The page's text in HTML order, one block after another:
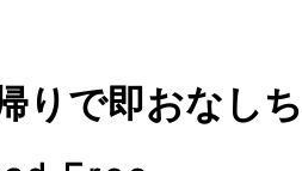
りで即おなし